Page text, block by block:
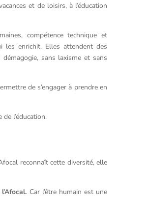
et de loisirs, à l’éducation
compétence technique et
les enrichit. Elles attendent des
sans laxisme et sans
de s’engager à prendre en
l’éducation.
reconnaît cette diversité, elle
Car l’être humain est une